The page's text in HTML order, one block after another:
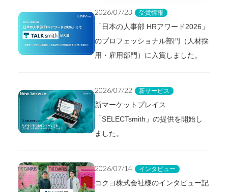
2026/07/23 受賞情報
「日本の人事部 HRアワード2026」
のプロフェッショナル部門（人材採
用・雇用部門）に入賞しました。
2026/07/22 新サービス
新マーケットプレイス
「SELECTsmith」の提供を開始し
ました。
2026/07/14 インタビュー
コクヨ株式会社様のインタビュー記